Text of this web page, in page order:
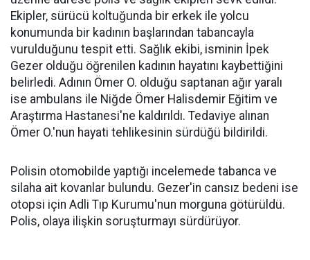
Ekipler, sürücü koltuğunda bir erkek ile yolcu
konumunda bir kadının başlarından tabancayla
vurulduğunu tespit etti. Sağlık ekibi, isminin İpek
Gezer olduğu öğrenilen kadının hayatını kaybettiğini
belirledi. Adının Ömer O. olduğu saptanan ağır yaralı
ise ambulans ile Niğde Ömer Halisdemir Eğitim ve
Araştırma Hastanesi'ne kaldırıldı. Tedaviye alınan
Ömer O.'nun hayati tehlikesinin sürdüğü bildirildi.
Polisin otomobilde yaptığı incelemede tabanca ve
silaha ait kovanlar bulundu. Gezer'in cansız bedeni ise
otopsi için Adli Tıp Kurumu'nun morguna götürüldü.
Polis, olaya ilişkin soruşturmayı sürdürüyor.